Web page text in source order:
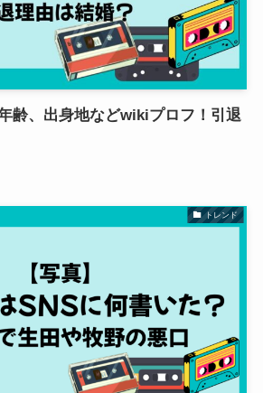
齢、出身地などwikiプロフ！引退
トレンド